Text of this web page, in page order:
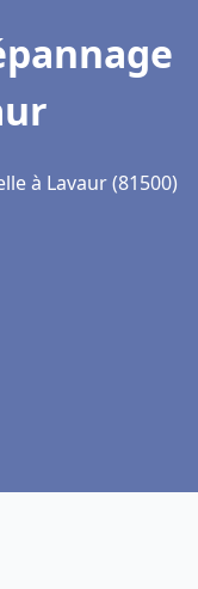
à Lavaur (81500)